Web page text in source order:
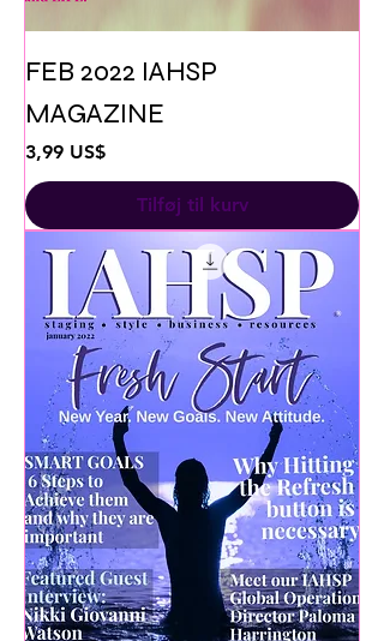
FEB 2022 IAHSP
MAGAZINE
Pris
3,99 US$
Tilføj til kurv